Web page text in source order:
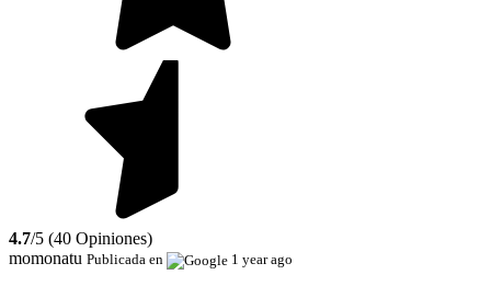
4.7/5 (40 Opiniones)
momonatu Publicada en 1 year ago